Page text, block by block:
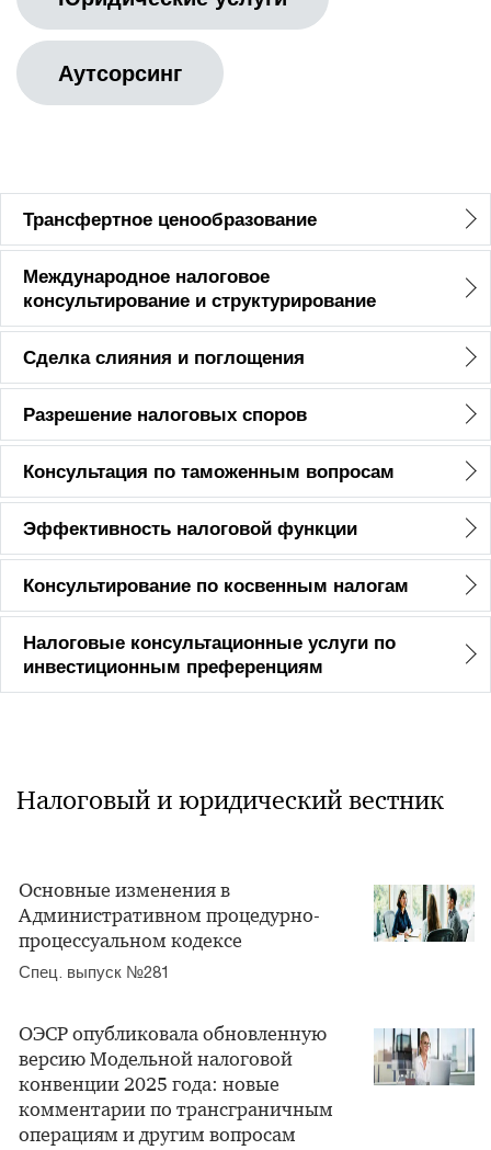
Аутсорсинг
Трансфертное ценообразование
Международное налоговое
консультирование и структурирование
Сделка слияния и поглощения
Разрешение налоговых споров
Консультация по таможенным вопросам
Эффективность налоговой функции
Консультирование по косвенным налогам
Налоговые консультационные услуги по
инвестиционным преференциям
Налоговый и юридический вестник
Основные изменения в
Административном процедурно-
процессуальном кодексе
Спец. выпуск №281
ОЭСР опубликовала обновленную
версию Модельной налоговой
конвенции 2025 года: новые
комментарии по трансграничным
операциям и другим вопросам